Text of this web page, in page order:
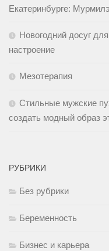
Екатеринбурге:
Новогодний досуг
настроение
Мезотерапия
Стильные мужские
создать модный образ
РУБРИКИ
Без рубрики
Беременность
Бизнес и карьера